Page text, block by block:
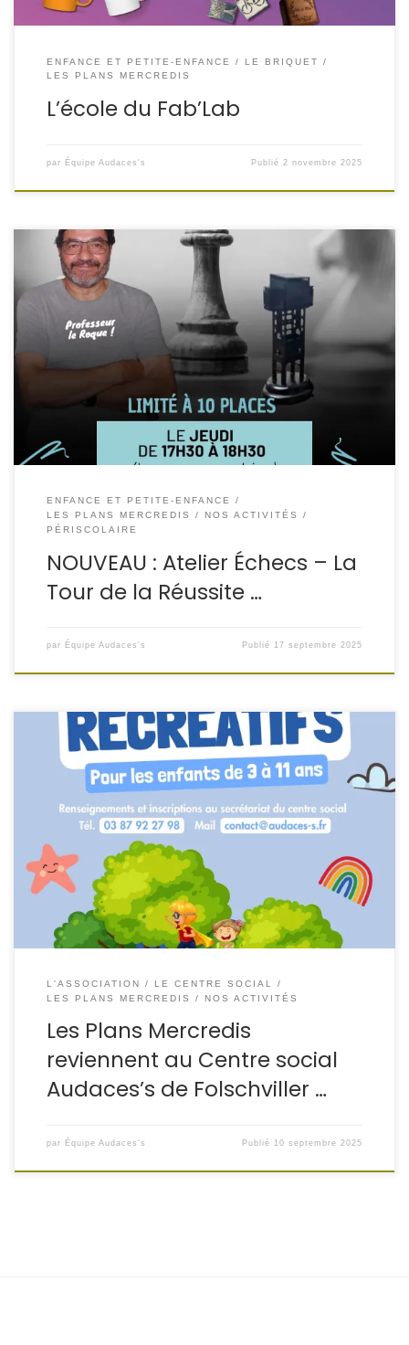
ENFANCE ET PETITE-ENFANCE
LE BRIQUET
LES PLANS MERCREDIS
L’école du Fab’Lab
par Équipe Audaces's Publié 2 novembre 2025
L’école d’échecs du COSEC revient au Centre social
Audaces’s
Tous les jeudis (hors vacances scolaires)
De 17h30 à 18h30
Rue d’Usson du Poitou, 57730
Folschviller Pour les enfants à partir de 8 ansTarif : 20 € /
trimestrePlaces limitées à 10 ! Inscription au secrétariat
(muni du carnet de […]
ENFANCE ET PETITE-ENFANCE
LES PLANS MERCREDIS
NOS ACTIVITÉS
PÉRISCOLAIRE
NOUVEAU : Atelier Échecs – La
Tour de la Réussite …
par Équipe Audaces's Publié 17 septembre 2025
Les Plans Mercredis reviennent au Centre social
Audaces’s de Folschviller ! Pour les enfants de 3 à 11 ans :
un programme varié chaque mercredi, mêlant créativité,
sport, jeux et découvertes ! Nouveauté : l’École du
Mercredi (pour les plus grands, dès 7 ou 8 ans selon
l’activité) ! Horaires […]
L'ASSOCIATION
LE CENTRE SOCIAL
LES PLANS MERCREDIS
NOS ACTIVITÉS
Les Plans Mercredis
reviennent au Centre social
Audaces’s de Folschviller …
par Équipe Audaces's Publié 10 septembre 2025